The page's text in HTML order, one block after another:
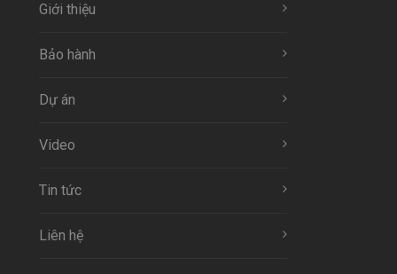
Giới thiệu
Bảo hành
Dự án
Video
Tin tức
Liên hệ